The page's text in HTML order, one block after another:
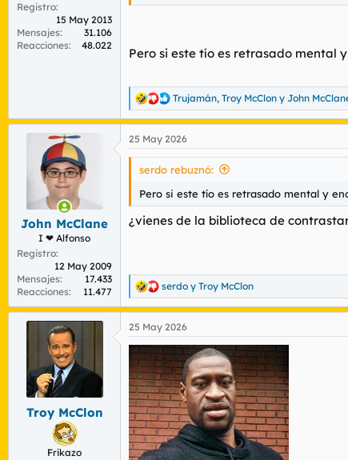
Registro
15 May 2013
Mensajes
31.106
Reacciones
48.022
Pero si este tío es retrasado mental
R
e
a
c
c
e
s
Trujamán, Troy McClon y John
John McClane
I ❤ Alfonso
Registro
12 May 2009
Mensajes
17.433
Reacciones
11.477
25 May 2026
serdo rebuznó:
Pero si este tío es retrasado mental y
¿vienes de la biblioteca de
R
e
a
c
c
i
o
n
e
s
:
serdo y Troy McClon
Troy McClon
Frikazo
25 May 2026